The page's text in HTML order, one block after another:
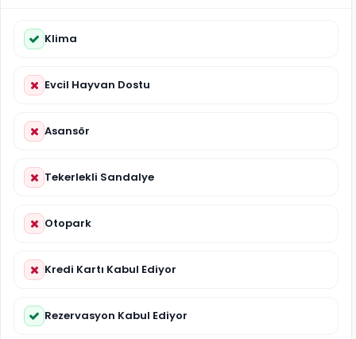
Klima
Evcil Hayvan Dostu
Asansör
Tekerlekli Sandalye
Otopark
Kredi Kartı Kabul Ediyor
Rezervasyon Kabul Ediyor